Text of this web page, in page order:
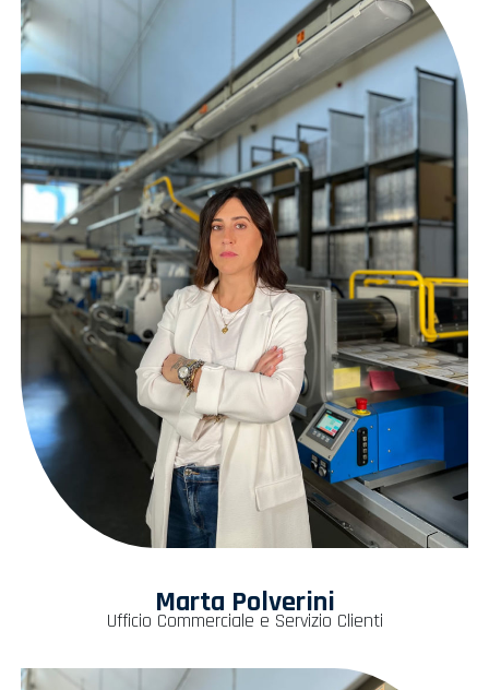
Marta Polverini
Ufficio Commerciale e Servizio Clienti